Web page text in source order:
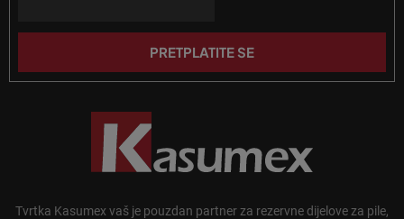
a
Tvrtka Kasumex vaš je pouzdan partner za rezervne dijelove za pile,
PRETPLATITE SE